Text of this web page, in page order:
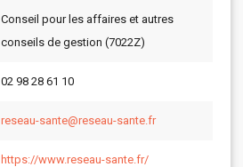
Conseil pour les affaires et autres
conseils de gestion (7022Z)
02 98 28 61 10
reseau-sante@reseau-sante.fr
https://www.reseau-sante.fr/